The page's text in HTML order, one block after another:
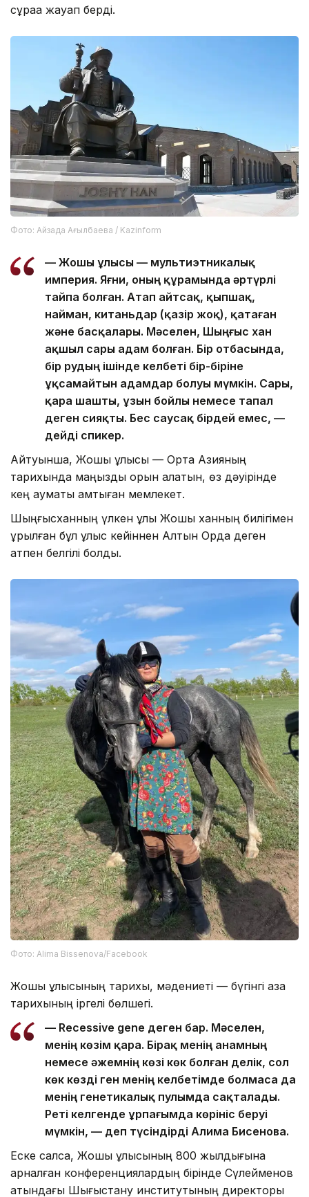
сұраққа жауап берді.
Фото: Айзада Ағылбаева / Kazinform
— Жошы ұлысы — мультиэтникалық
империя. Яғни, оның құрамында әртүрлі
тайпа болған. Атап айтсақ, қыпшақ,
найман, китаньдар (қазір жоқ), қатаған
және басқалары. Мәселен, Шыңғыс хан
ақшыл сары адам болған. Бір отбасында,
бір рудың ішінде келбеті бір-біріне
ұқсамайтын адамдар болуы мүмкін. Сары,
қара шашты, ұзын бойлы немесе тапал
деген сияқты. Бес саусақ бірдей емес, —
дейді спикер.
Айтуынша, Жошы ұлысы — Орта Азияның
тарихында маңызды орын алатын, өз дәуірінде
кең аумақты қамтыған мемлекет.
Шыңғысханның үлкен ұлы Жошы ханның билігімен
құрылған бұл ұлыс кейіннен Алтын Орда деген
атпен белгілі болды.
Фото: Alima Bissenova/Facebook
Жошы ұлысының тарихы, мәдениеті — бүгінгі қазақ
тарихының іргелі бөлшегі.
— Recessive gene деген бар. Мәселен,
менің көзім қара. Бірақ менің анамның
немесе әжемнің көзі көк болған делік, сол
көк көзді ген менің келбетімде болмаса да
менің генетикалық пулымда сақталады.
Реті келгенде ұрпағымда көрініс беруі
мүмкін, — деп түсіндірді Алима Бисенова.
Еске салсақ, Жошы ұлысының 800 жылдығына
арналған конференциялардың бірінде Сүлейменов
атындағы Шығыстану институтының директоры